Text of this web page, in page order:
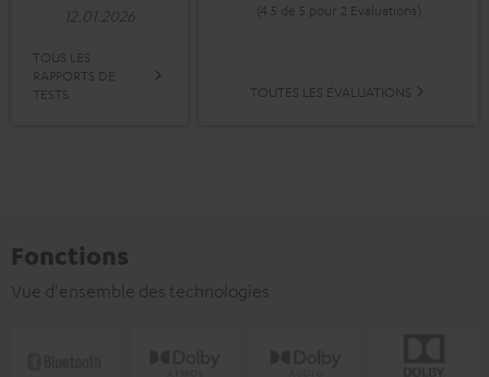
12.01.2026
TOUS LES
RAPPORTS DE
TESTS
(4.5 de 5 pour 2 Evaluations)
TOUTES LES ÉVALUATIONS
Fonctions
Vue d'ensemble des technologies